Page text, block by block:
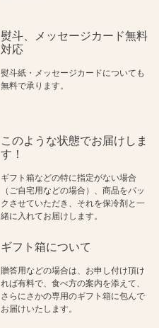
熨斗、メッセージカード無料
対応
熨斗紙・メッセージカードについても
無料で承ります。
このような状態でお届けしま
す！
ギフト箱などの特に指定がない場合
（ご自宅用などの場合）、商品をパッ
クさせていただき、それを保冷剤と一
緒に入れてお届けします。
ギフト箱について
贈答用などの場合は、お申し付け頂け
れば有料で、食べ方の案内を添えて、
さらにさかの専用のギフト箱に包んで
お届けいたします。